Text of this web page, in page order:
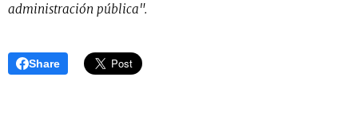
administración pública".
Share